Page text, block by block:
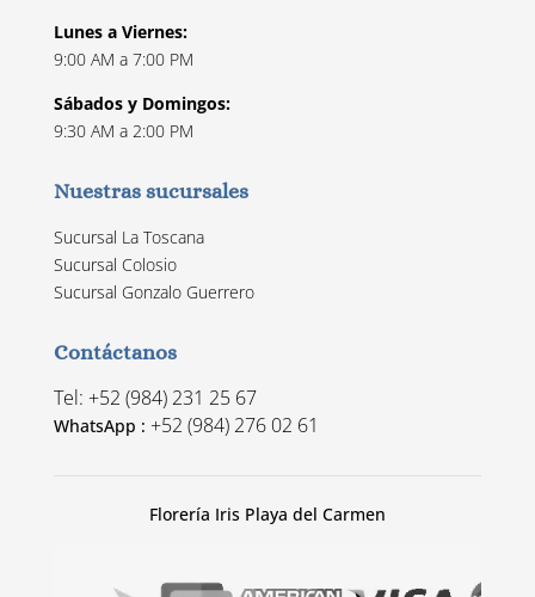
Lunes a Viernes:
9:00 AM a 7:00 PM
Sábados y Domingos:
9:30 AM a 2:00 PM
Nuestras sucursales
Sucursal La Toscana
Sucursal Colosio
Sucursal Gonzalo Guerrero
Contáctanos
Tel: +52 (984) 231 25 67
WhatsApp : +52 (984) 276 02 61
Florería Iris Playa del Carmen